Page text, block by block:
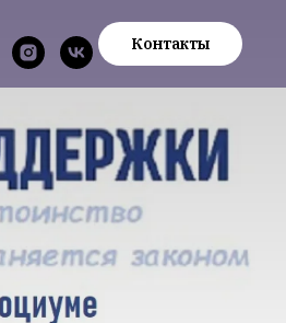
Контакты